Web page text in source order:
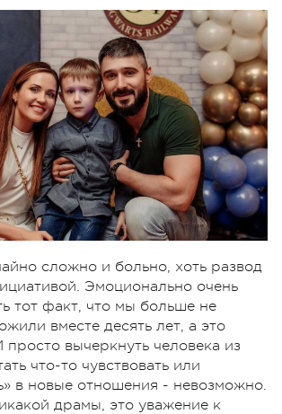
сложно и больно, хоть развод
Эмоционально очень
тот факт, что мы больше не
вместе десять лет, а это
просто вычеркнуть человека из
что-то чувствовать или
в новые отношения - невозможно.
драмы, это уважение к